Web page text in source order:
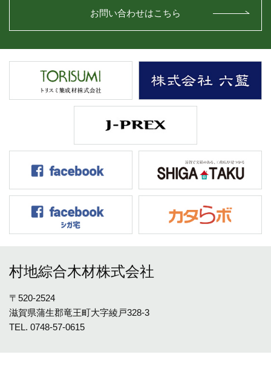
お問い合わせはこちら
村地綜合木材株式会社
〒520-2524
滋賀県蒲生郡竜王町大字綾戸328-3
TEL. 0748-57-0615